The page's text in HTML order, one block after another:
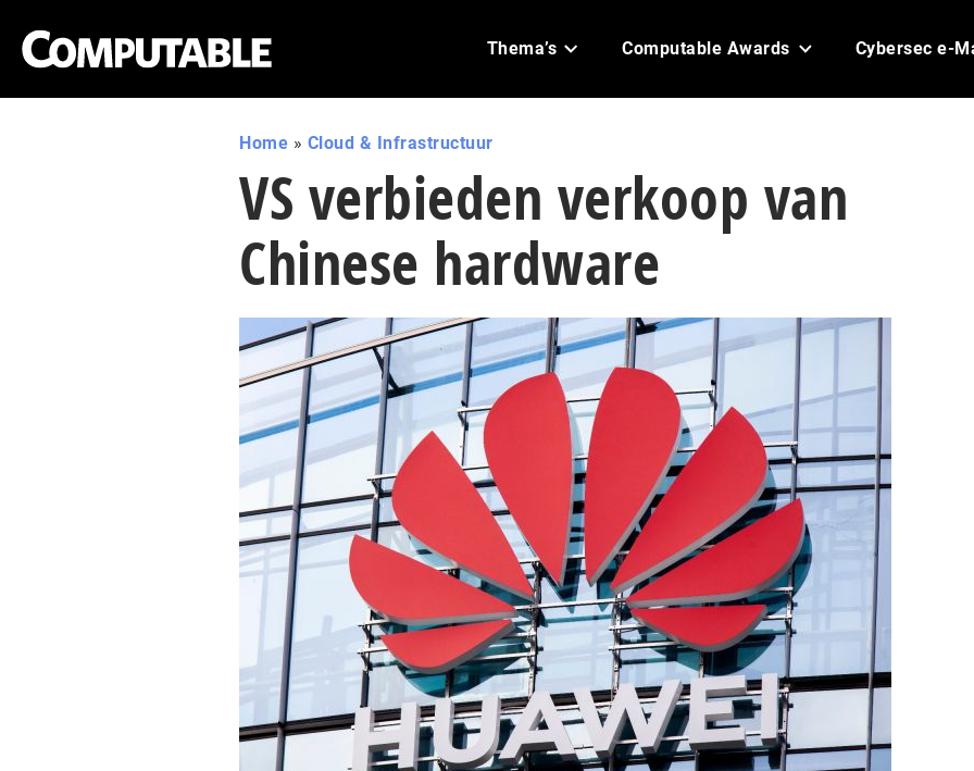
Thema’s Computable Awards Cybersec e-
Home » Cloud & Infrastructuur
VS verbieden verkoop van
Chinese hardware